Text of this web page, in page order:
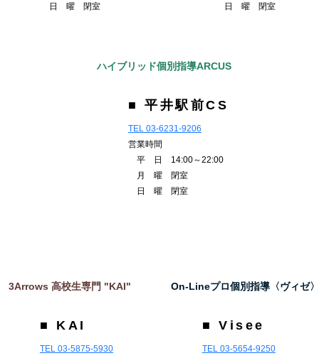
日 曜 閉室
日 曜 閉室
ハイブリッド個別指導ARCUS
■ 平井駅前CS
TEL 03-6231-9206
営業時間
平 日 14:00～22:00
月 曜 閉室
日 曜 閉室
3Arrows 高校生専門 "KAI"
■ KAI
TEL 03-5875-5930
On-Lineプロ個別指導〈ヴィゼ〉
■ Visee
TEL 03-5654-9250